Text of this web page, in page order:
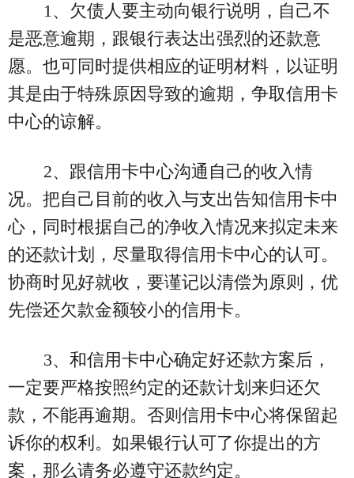
1、欠债人要主动向银行说明，自己不
是恶意逾期，跟银行表达出强烈的还款意
愿。也可同时提供相应的证明材料，以证明
其是由于特殊原因导致的逾期，争取信用卡
中心的谅解。
2、跟信用卡中心沟通自己的收入情
况。把自己目前的收入与支出告知信用卡中
心，同时根据自己的净收入情况来拟定未来
的还款计划，尽量取得信用卡中心的认可。
协商时见好就收，要谨记以清偿为原则，优
先偿还欠款金额较小的信用卡。
3、和信用卡中心确定好还款方案后，
一定要严格按照约定的还款计划来归还欠
款，不能再逾期。否则信用卡中心将保留起
诉你的权利。如果银行认可了你提出的方
案，那么请务必遵守还款约定。